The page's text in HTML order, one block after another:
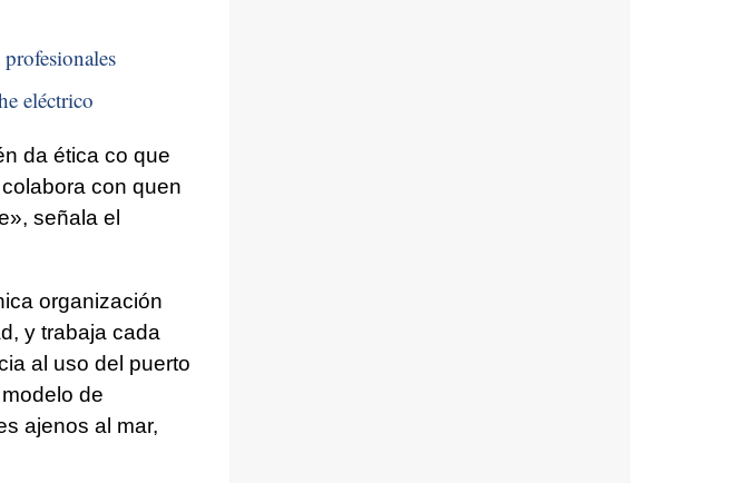
eléctrico
da ética co que
con quen
señala el
organización
y trabaja cada
al uso del puerto
de
ajenos al mar,